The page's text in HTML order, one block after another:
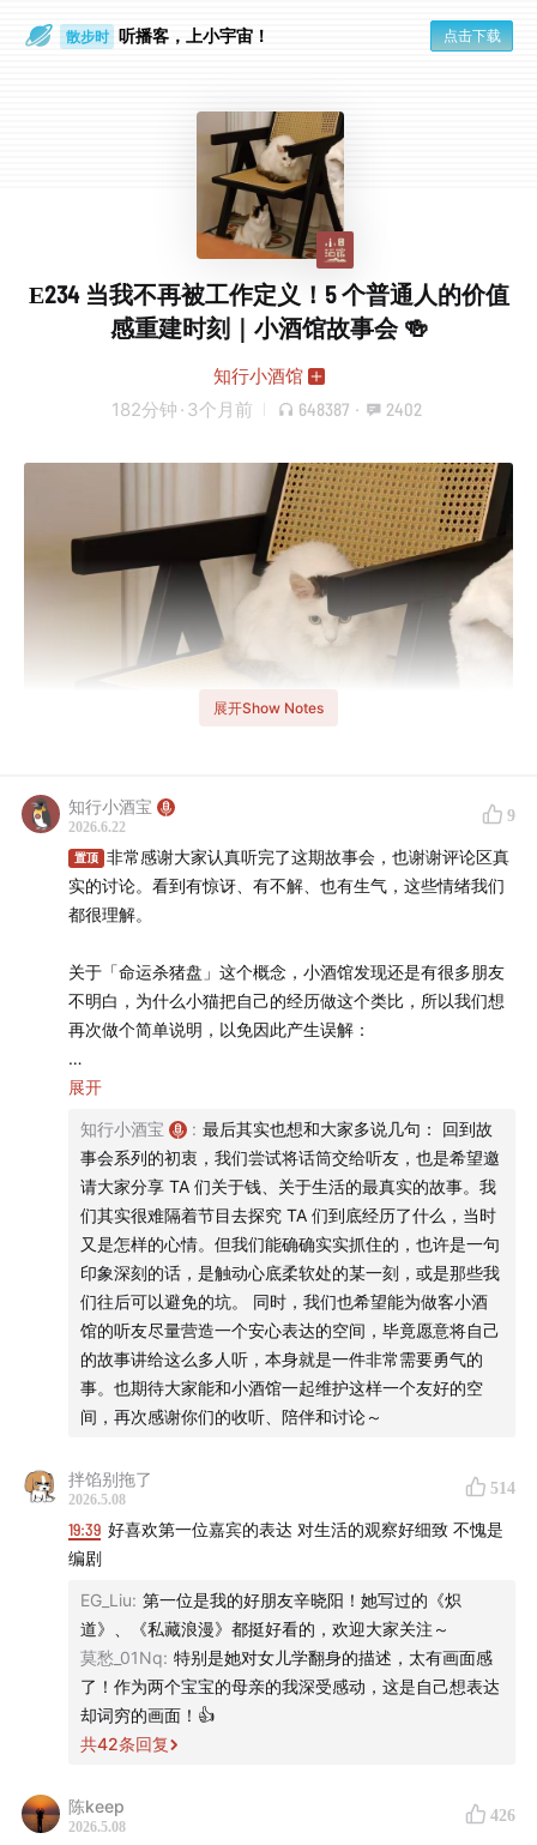
散步时 听播客，上小宇宙！ 点击下载
E234 当我不再被工作定义！5 个普通人的价值
感重建时刻｜小酒馆故事会 🍻
知行小酒馆
182分钟 · 3个月前 648387 · 2402
🌈 我的一百种写法。
欢迎来到知行小酒馆，这是一档由
节目。我们关注投资，更关注怎样更好地生活，我是雨
最近几期小酒馆，我们聊过农业，也聊过疲惫经济学 和
「内在资本主义」。乍一看它们是很不一样的话题，但聊
到最后，好像都会回到同一个问题：工作、劳动、金钱，
和一个人的价值之间到底是什么关系。
所以这一次的小酒馆故事会，我们向听友征集了一个问
除了工作和收入之外，还有什么在支撑你的价值感？
了只用工作、收入和头衔来定义自己，也很容易把「我是
谁」这个问题，交给外界的评价来回答。
好像只有工作顺
利，我才是好的；只有收入继续增长，我才是安全的；只
有我在一个系统里被认可，我的努力才算数。
可人生也总会有一些时刻，会让你突然意识到：我不能只
靠这些东西来确认自己。
它可能是一段突然转弯的生活，可能是一只被你带回家的
小猫小狗，可能是一次财务危机之后终于说出口的求助，
后，才开始问自己：这条路到底是不是我选的？
展开Show Notes
知行小酒宝
2026.6.22
9
置顶
非常感谢大家认真听完了这期故事会，也谢谢评论区真
实的讨论。看到有惊讶、有不解、也有生气，这些情绪我们
都很理解。
关于「命运杀猪盘」这个概念，小酒馆发现还是有很多朋友
不明白，为什么小猫把自己的经历做这个类比，所以我们想
再次做个简单说明，以免因此产生误解：
这个概念来自小酒馆《E221 对话张潇雨：生活太重要，以至
而是命运好像会专挑你性格里最弱的那个点，反复出同一道
考题，直到你给出不一样的答案。
而小猫之所以说自己遇到的是「命运杀猪盘」，也是因为直
到第二次滚出大笔贷款，她才意识到：那个反复把自己拉回
同一原点的根本原因，是放不下面子、没法接受不够完美的
自己。也只有真正意识到这个原因后，她才开始不再将别人
的评价、看似光鲜的外表当作自己的价值来源，逐步走入上
班、还钱、理财的正向循环。
再次感谢你们的收听和讨论，也希望这个故事可以给大家一
样子，也不要心存幻想，觉得以后总会突然赚到一笔钱，把
今天的窟窿全盖过去。很多债务，其实都是在这种幻想里，
一点点滚大的。
希望我们都能过上更从容、美好的生活。
from 小酒馆制作团队
展开
知行小酒宝 : 最后其实也想和大家多说几句： 回到故
事会系列的初衷，我们尝试将话筒交给听友，也是希望邀
请大家分享 TA 们关于钱、关于生活的最真实的故事。我
们其实很难隔着节目去探究 TA 们到底经历了什么，当时
又是怎样的心情。但我们能确确实实抓住的，也许是一句
印象深刻的话，是触动心底柔软处的某一刻，或是那些我
们往后可以避免的坑。 同时，我们也希望能为做客小酒
馆的听友尽量营造一个安心表达的空间，毕竟愿意将自己
的故事讲给这么多人听，本身就是一件非常需要勇气的
事。也期待大家能和小酒馆一起维护这样一个友好的空
间，再次感谢你们的收听、陪伴和讨论～
拌馅别拖了
2026.5.08
514
19:39 好喜欢第一位嘉宾的表达 对生活的观察好细致 不愧是
编剧
EG_Liu: 第一位是我的好朋友辛晓阳！她写过的《炽
道》、《私藏浪漫》都挺好看的，欢迎大家关注～
莫愁_01Nq: 特别是她对女儿学翻身的描述，太有画面感
了！作为两个宝宝的母亲的我深受感动，这是自己想表达
却词穷的画面！👍
共42条回复
陈keep
2026.5.08
426